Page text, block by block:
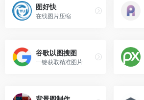
图好快
在线图片压缩
谷歌以图搜图
一键获取精准图片